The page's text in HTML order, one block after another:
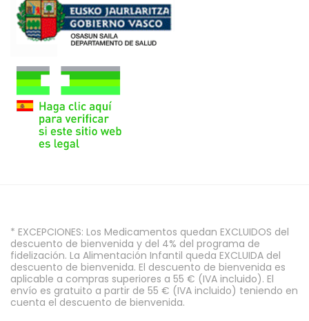
* EXCEPCIONES: Los Medicamentos quedan EXCLUIDOS del
descuento de bienvenida y del 4% del programa de
fidelización. La Alimentación Infantil queda EXCLUIDA del
descuento de bienvenida. El descuento de bienvenida es
aplicable a compras superiores a 55 € (IVA incluido). El
envío es gratuito a partir de 55 € (IVA incluido) teniendo en
cuenta el descuento de bienvenida.